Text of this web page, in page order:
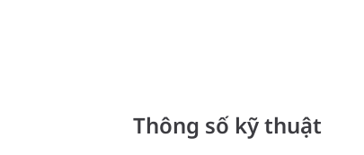
Thông số kỹ thuật